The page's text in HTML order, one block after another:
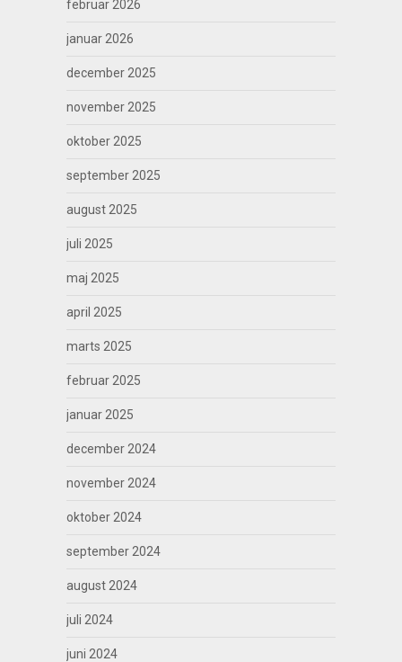
februar 2026
januar 2026
december 2025
november 2025
oktober 2025
september 2025
august 2025
juli 2025
maj 2025
april 2025
marts 2025
februar 2025
januar 2025
december 2024
november 2024
oktober 2024
september 2024
august 2024
juli 2024
juni 2024